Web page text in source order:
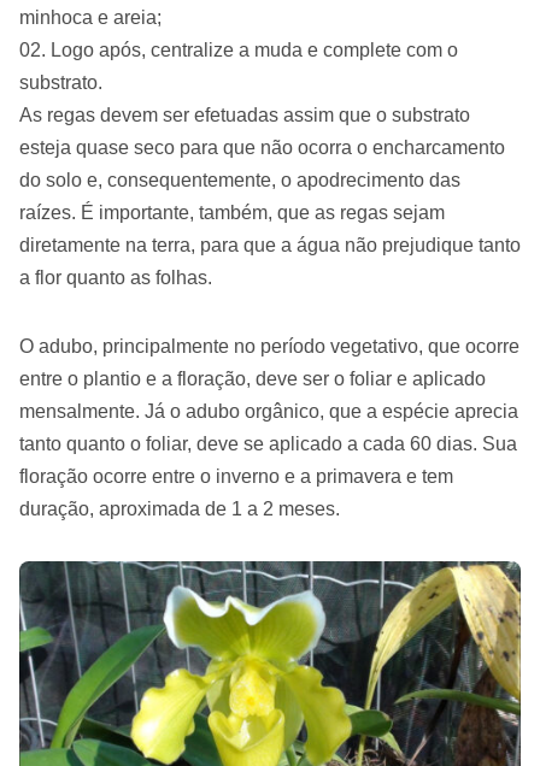
minhoca e areia;
Logo após, centralize a muda e complete com o
substrato.
As regas devem ser efetuadas assim que o substrato
esteja quase seco para que não ocorra o encharcamento
do solo e, consequentemente, o apodrecimento das
raízes. É importante, também, que as regas sejam
diretamente na terra, para que a água não prejudique tanto
a flor quanto as folhas.
O adubo, principalmente no período vegetativo, que ocorre
entre o plantio e a floração, deve ser o foliar e aplicado
mensalmente. Já o adubo orgânico, que a espécie aprecia
tanto quanto o foliar, deve se aplicado a cada 60 dias. Sua
floração ocorre entre o inverno e a primavera e tem
duração, aproximada de 1 a 2 meses.